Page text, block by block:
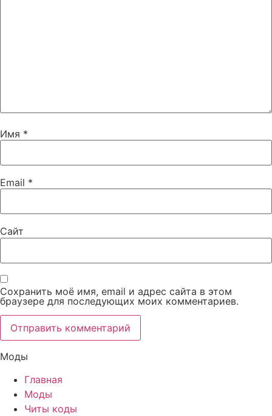
Имя *
Email *
Сайт
Сохранить моё имя, email и адрес сайта в этом
браузере для последующих моих комментариев.
Моды
Главная
Моды
Читы коды